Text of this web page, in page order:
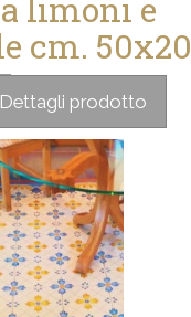
limoni e
cm. 50x20
Dettagli prodotto